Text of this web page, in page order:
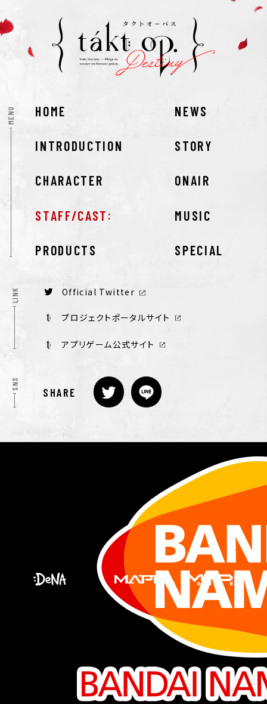
MENU HOME NEWS
INTRODUCTION STORY
CHARACTER ONAIR
STAFF/CAST MUSIC
PRODUCTS SPECIAL
LINK Official Twitter
プロジェクトポータルサイト
アプリゲーム公式サイト
SNS
SHARE